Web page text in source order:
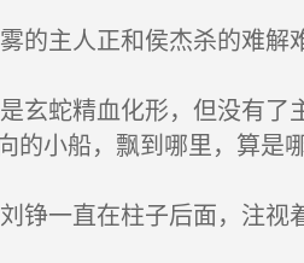
的主人正和侯杰杀的难解
玄蛇精血化形，但没有了
的小船，飘到哪里，算是哪
铮一直在柱子后面，注视